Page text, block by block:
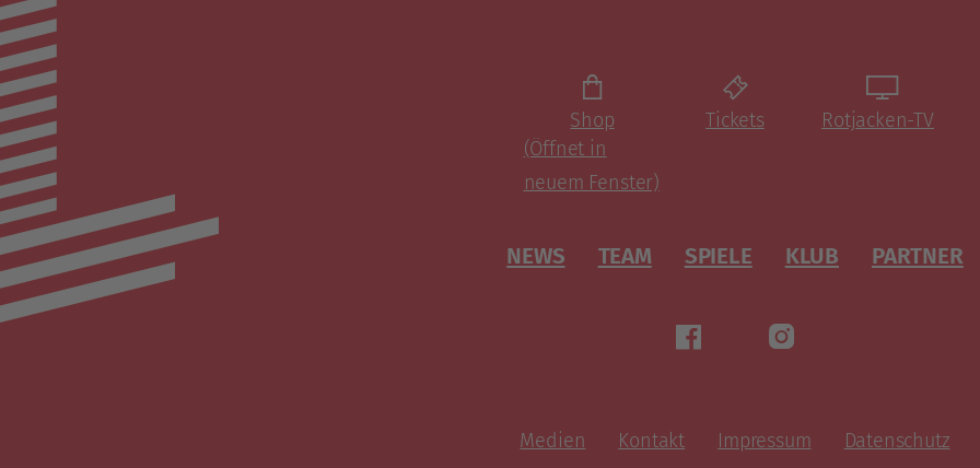
Shop
(Öffnet in
neuem Fenster)
Tickets Rotjacken-TV
NEWS TEAM SPIELE KLUB PARTNER
Medien Kontakt Impressum Datenschutz